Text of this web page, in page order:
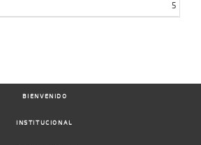
5
BIENVENIDO
INSTITUCIONAL